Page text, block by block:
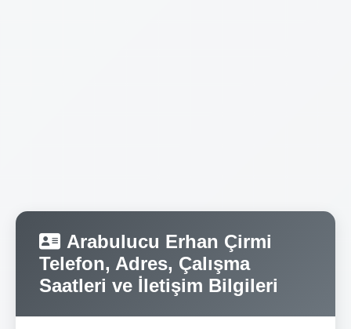
Arabulucu Erhan Çirmi
Telefon, Adres, Çalışma
Saatleri ve İletişim Bilgileri